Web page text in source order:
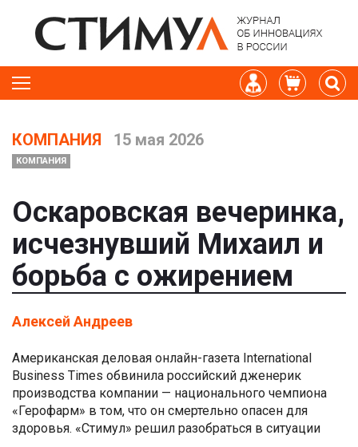
КОМПАНИЯ 15 мая 2026
КОМПАНИЯ
Оскаровская вечеринка,
исчезнувший Михаил и
борьба с ожирением
Алексей Андреев
Американская деловая онлайн-газета International
Business Times обвинила российский дженерик
производства компании — национального чемпиона
«Герофарм» в том, что он смертельно опасен для
здоровья. «Стимул» решил разобраться в ситуации